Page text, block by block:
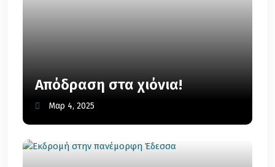
Απόδραση στα χιόνια!
Μαρ 4, 2025